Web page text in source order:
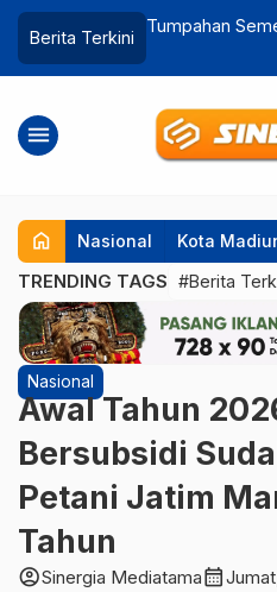
Berita Terkini
Kaki
Tumpahan
Pembersihan
menu
home Nasional Kota
TRENDING TAGS #Berita
Nasional
Awal Tahun
Bersubsidi
Petani Jatim
Tahun
account_circleSinergia Mediatamacalendar_month